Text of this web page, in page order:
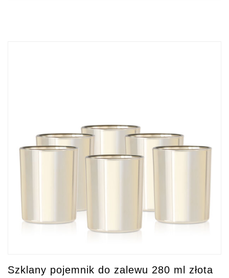
Szklany pojemnik do zalewu 280 ml złota